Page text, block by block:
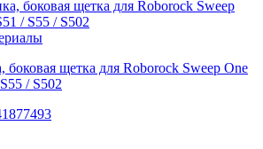
боковая щетка для Roborock Sweep One
/ S502